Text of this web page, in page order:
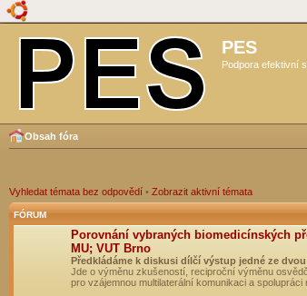
PES
Podpora efektivní
Obsah fóra
Vyhledat témata bez odpovědí • Zobrazit aktivní témata
FÓRUM
Porovnání vybraných biomedicínských
MU; VUT Brno
Předkládáme k diskusi dílčí výstup jedné ze
Jde o výměnu zkušeností, reciproční výměnu
pro vzájemnou multilaterální komunikaci a